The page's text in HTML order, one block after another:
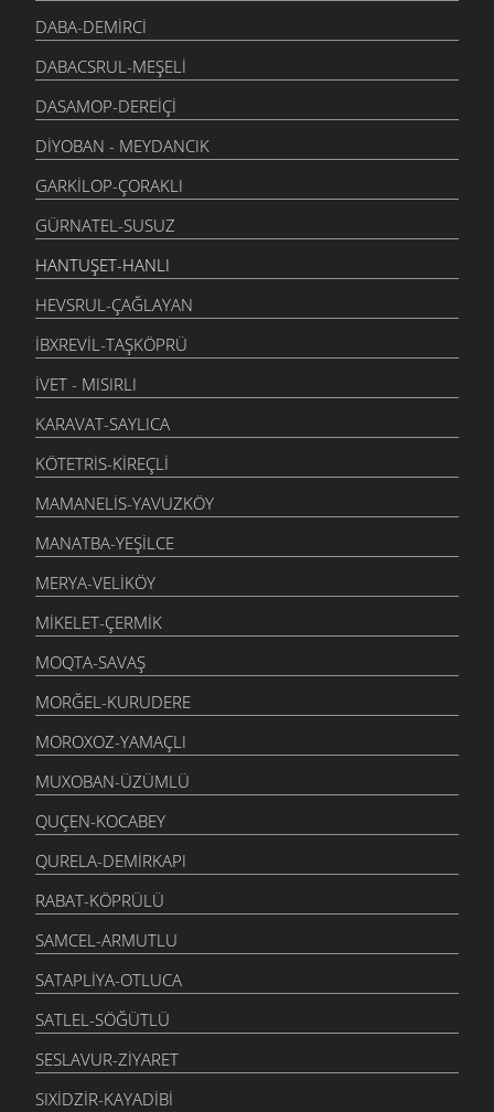
DABA-DEMIRCI
DABACSRUL-MEŞELI
DASAMOP-DEREIÇI
DIYOBAN - MEYDANCIK
GARKILOP-ÇORAKLI
GÜRNATEL-SUSUZ
HANTUŞET-HANLI
HEVSRUL-ÇAĞLAYAN
İBXREVIL-TAŞKÖPRÜ
İVET - MISIRLI
KARAVAT-SAYLICA
KÖTETRIS-KIREÇLI
MAMANELIS-YAVUZKÖY
MANATBA-YEŞILCE
MERYA-VELIKÖY
MIKELET-ÇERMIK
MOQTA-SAVAŞ
MORĞEL-KURUDERE
MOROXOZ-YAMAÇLI
MUXOBAN-ÜZÜMLÜ
QUÇEN-KOCABEY
QURELA-DEMIRKAPI
RABAT-KÖPRÜLÜ
SAMCEL-ARMUTLU
SATAPLIYA-OTLUCA
SATLEL-SÖĞÜTLÜ
SESLAVUR-ZIYARET
SIXIDZIR-KAYADIBI